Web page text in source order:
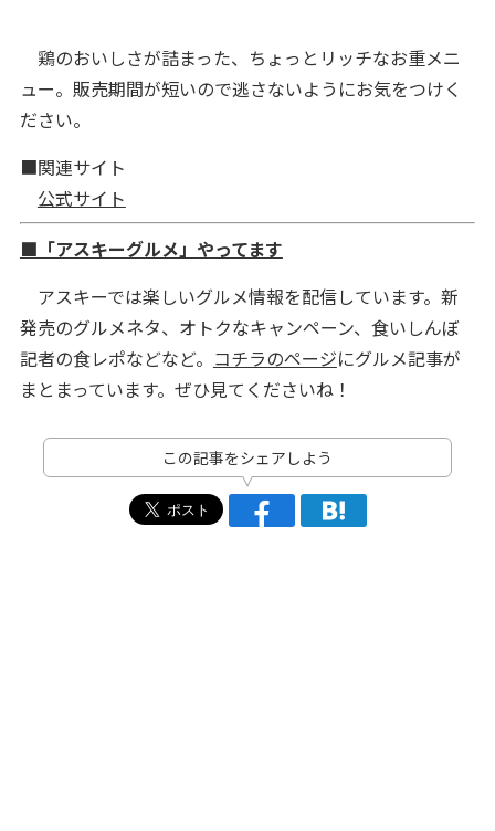
鶏のおいしさが詰まった、ちょっとリッチなお重メニ
ュー。販売期間が短いので逃さないようにお気をつけく
ださい。
■関連サイト
公式サイト
■「アスキーグルメ」やってます
アスキーでは楽しいグルメ情報を配信しています。新
発売のグルメネタ、オトクなキャンペーン、食いしんぼ
記者の食レポなどなど。 コチラのページにグルメ記事が
まとまっています。ぜひ見てくださいね！
この記事をシェアしよう